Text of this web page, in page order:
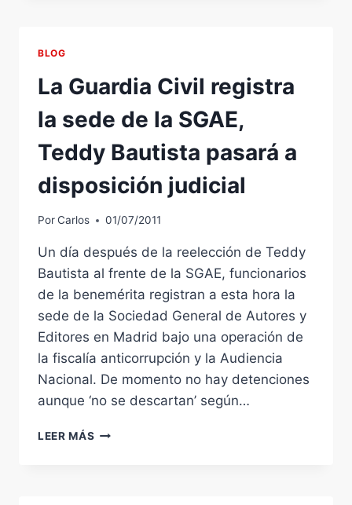
BLOG
La Guardia Civil registra
la sede de la SGAE,
Teddy Bautista pasará a
disposición judicial
PorCarlos 01/07/2011
Un día después de la reelección de Teddy
Bautista al frente de la SGAE, funcionarios
de la benemérita registran a esta hora la
sede de la Sociedad General de Autores y
Editores en Madrid bajo una operación de
la fiscalía anticorrupción y la Audiencia
Nacional. De momento no hay detenciones
aunque ‘no se descartan’ según…
LEER MÁS LA